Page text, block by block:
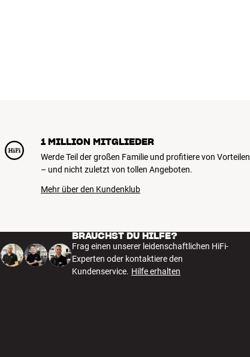
1 MILLION MITGLIEDER
Werde Teil der großen Familie und profitiere von Vorteilen
– und nicht zuletzt von tollen Angeboten.
Mehr über den Kundenklub
BRAUCHST DU HILFE?
Frag einen unserer leidenschaftlichen HiFi-
Experten oder kontaktiere den
Kundenservice. Hilfe erhalten